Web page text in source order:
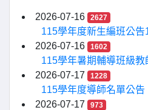
2026-07-16 2627
115學年度新生編班公告
2026-07-16
1602
115學年暑期輔導班級
2026-07-17
1228
115學年度導師名單公告
2026-07-17
973